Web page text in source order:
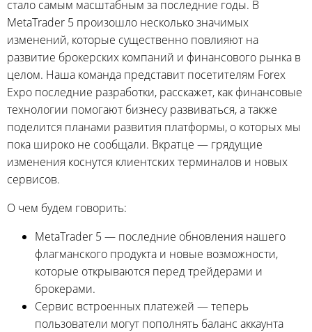
стало самым масштабным за последние годы. В
MetaTrader 5 произошло несколько значимых
изменений, которые существенно повлияют на
развитие брокерских компаний и финансового рынка в
целом. Наша команда представит посетителям Forex
Expo последние разработки, расскажет, как финансовые
технологии помогают бизнесу развиваться, а также
поделится планами развития платформы, о которых мы
пока широко не сообщали. Вкратце — грядущие
изменения коснутся клиентских терминалов и новых
сервисов.
О чем будем говорить:
MetaTrader 5 — последние обновления нашего
флагманского продукта и новые возможности,
которые открываются перед трейдерами и
брокерами.
Сервис встроенных платежей — теперь
пользователи могут пополнять баланс аккаунта